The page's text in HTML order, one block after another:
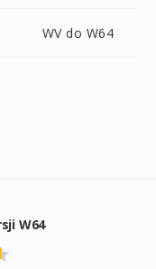
WV do W64
W64